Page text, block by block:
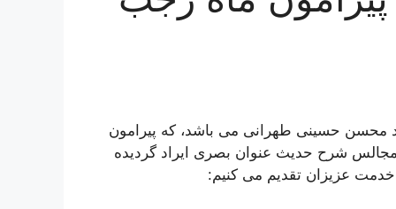
محسن حسینی طهرانی می باشد، که پیرامون
شرح حدیث عنوان بصری ایراد گردیده
عزیزان تقدیم می کنیم: